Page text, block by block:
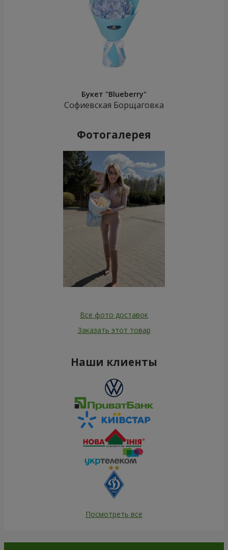
Букет "Blueberry"
Софиевская Борщаговка
Фотогалерея
Все фото доставок
Заказать этот товар
Наши клиенты
Посмотреть все